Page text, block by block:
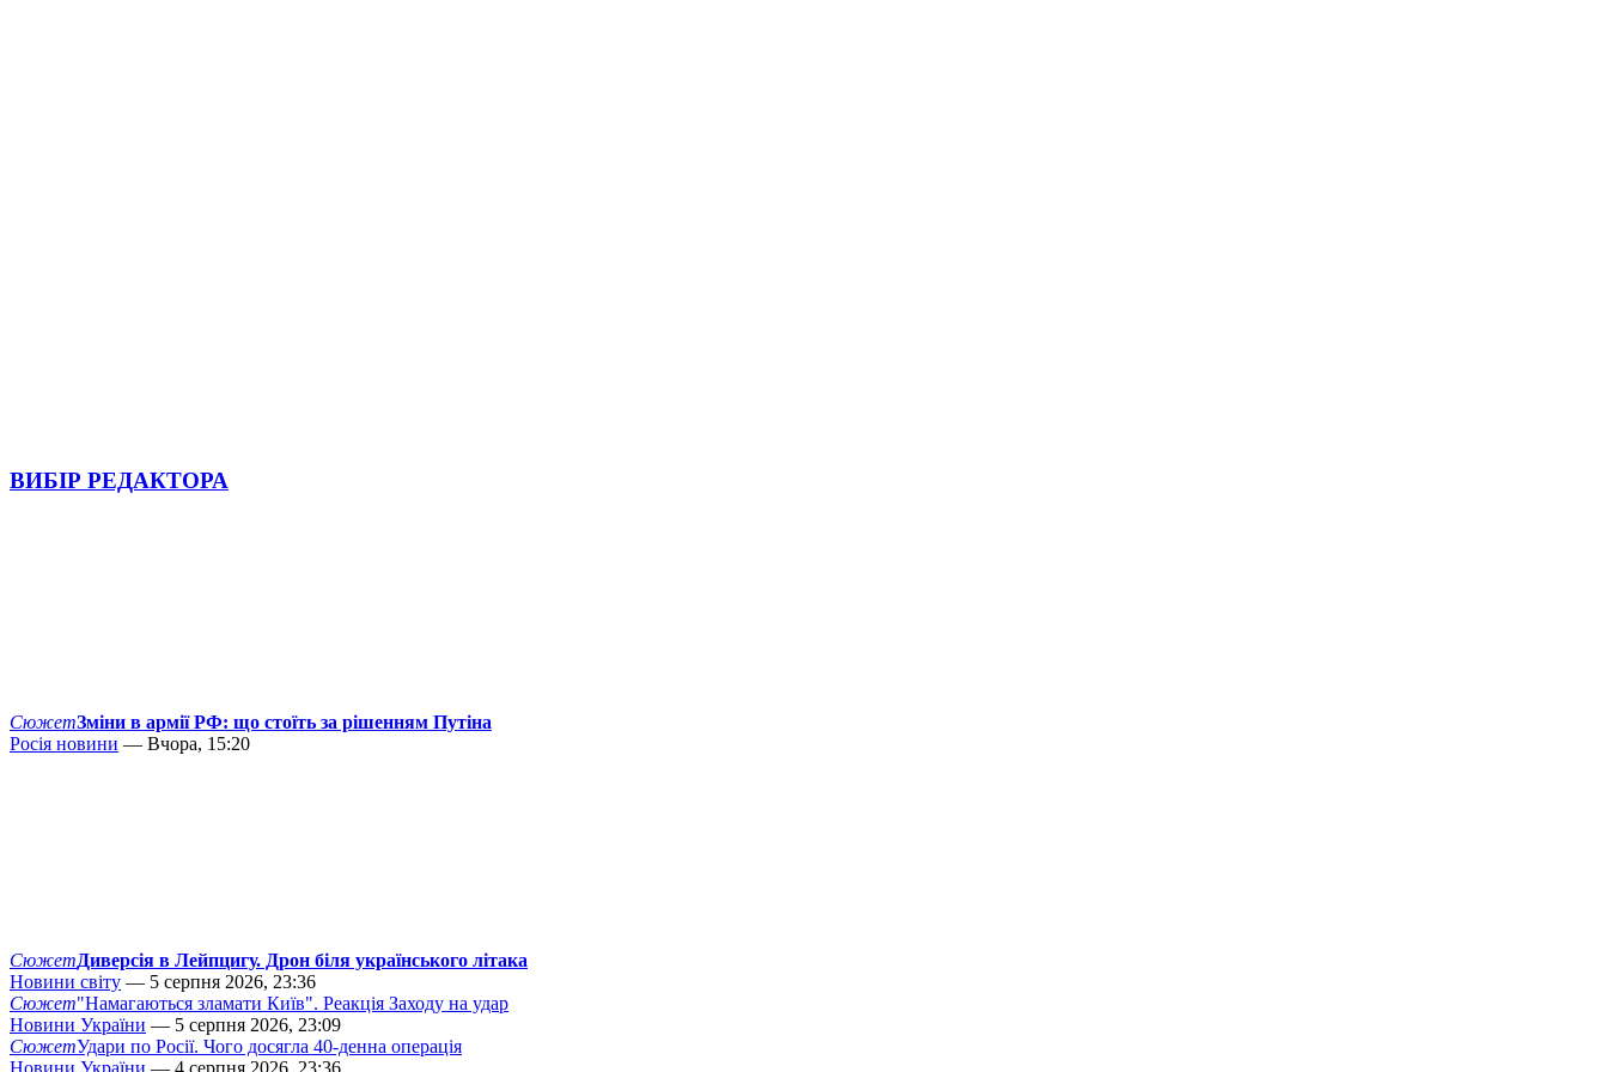
ВИБІР РЕДАКТОРА
СюжетЗміни в армії РФ: що стоїть за рішенням Путіна
Росія новини — Вчора, 15:20
СюжетДиверсія в Лейпцигу. Дрон біля українського літака
Новини світу — 5 серпня 2026, 23:36
Сюжет"Намагаються зламати Київ". Реакція Заходу на удар
Новини України — 5 серпня 2026, 23:09
СюжетУдари по Росії. Чого досягла 40-денна операція